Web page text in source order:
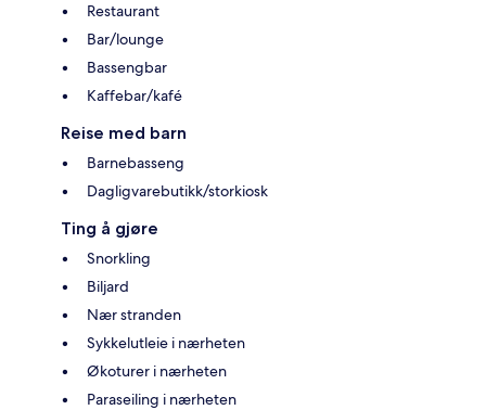
Restaurant
Bar/lounge
Bassengbar
Kaffebar/kafé
Reise med barn
Barnebasseng
Dagligvarebutikk/storkiosk
Ting å gjøre
Snorkling
Biljard
Nær stranden
Sykkelutleie i nærheten
Økoturer i nærheten
Paraseiling i nærheten